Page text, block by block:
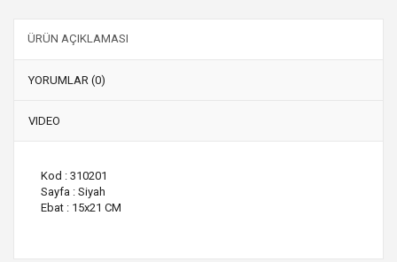
ÜRÜN AÇIKLAMASI
YORUMLAR (0)
VIDEO
Kod : 310201
Sayfa : Siyah
Ebat : 15x21 CM